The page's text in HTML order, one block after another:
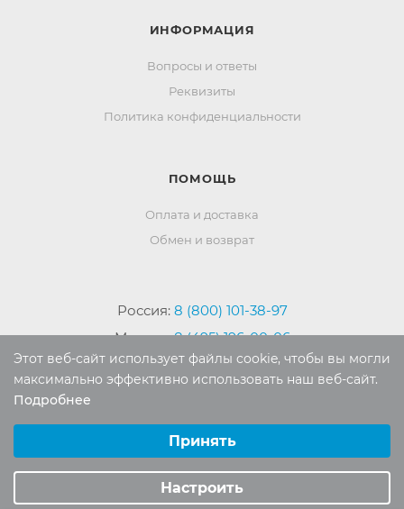
ИНФОРМАЦИЯ
Вопросы и ответы
Реквизиты
Политика конфиденциальности
ПОМОЩЬ
Оплата и доставка
Обмен и возврат
Россия: 8 (800) 101-38-97
Москва:8 (495) 196-00-06
Отдел продаж:info@mr-kover.ru
Тех. поддержка:
2022-2026 © Интернет магазинMR-KOVER.RU
Авторские права защищены. Воспроизведение
Этот веб-сайт использует файлы cookie, чтобы вы могли
максимально эффективно использовать наш веб-сайт.
Подробнее
Аналитические/Функциональные
Принять
Настроить